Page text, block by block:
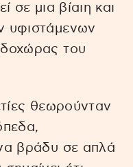
σε μια βίαιη και
υφιστάμενων
του
θεωρούνταν
βράδυ σε απλά